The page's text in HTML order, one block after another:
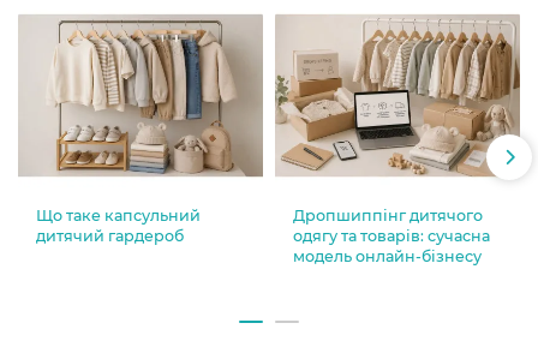
Що таке капсульний
дитячий гардероб
Дропшиппінг дитячого
одягу та товарів: сучасна
модель онлайн-бізнесу